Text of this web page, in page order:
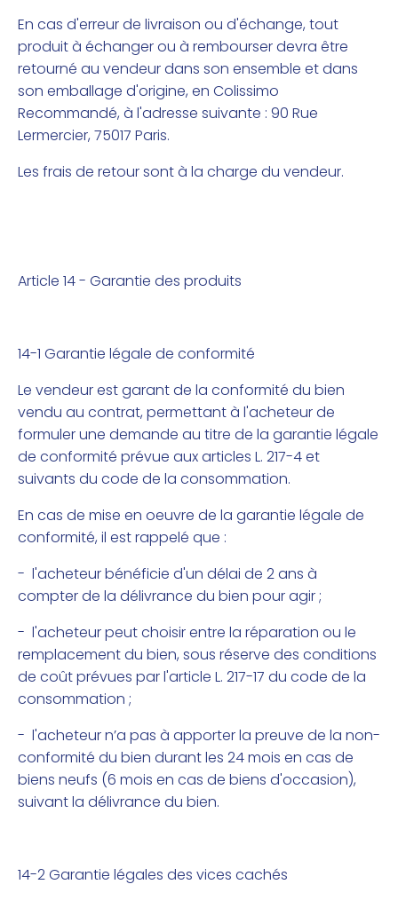
En cas d'erreur de livraison ou d'échange, tout
produit à échanger ou à rembourser devra être
retourné au vendeur dans son ensemble et dans
son emballage d'origine, en Colissimo
Recommandé, à l'adresse suivante : 90 Rue
Lermercier, 75017 Paris.
Les frais de retour sont à la charge du vendeur.
Article 14 - Garantie des produits
14-1 Garantie légale de conformité
Le vendeur est garant de la conformité du bien
vendu au contrat, permettant à l'acheteur de
formuler une demande au titre de la garantie légale
de conformité prévue aux articles L. 217-4 et
suivants du code de la consommation.
En cas de mise en oeuvre de la garantie légale de
conformité, il est rappelé que :
- l'acheteur bénéficie d'un délai de 2 ans à
compter de la délivrance du bien pour agir ;
- l'acheteur peut choisir entre la réparation ou le
remplacement du bien, sous réserve des conditions
de coût prévues par l'article L. 217-17 du code de la
consommation ;
- l'acheteur n’a pas à apporter la preuve de la non-
conformité du bien durant les 24 mois en cas de
biens neufs (6 mois en cas de biens d'occasion),
suivant la délivrance du bien.
14-2 Garantie légales des vices cachés